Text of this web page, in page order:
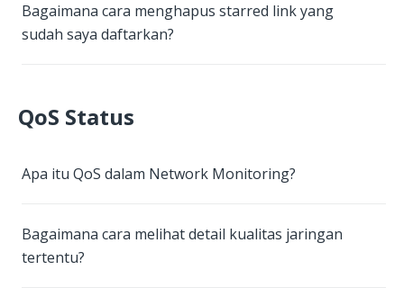
Bagaimana cara menghapus starred link yang
sudah saya daftarkan?
QoS Status
Apa itu QoS dalam Network Monitoring?
Bagaimana cara melihat detail kualitas jaringan
tertentu?